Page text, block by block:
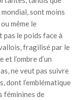
sont moins
même le
pas le poids face à
fragilisé par le
et l’ombre d’un
ne veut pas suivre
dont l’emblématique
féminines de